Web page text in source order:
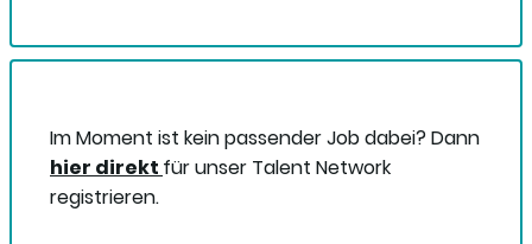
Im Moment ist kein passender Job dabei? Dann
hier direkt für unser Talent Network
registrieren.